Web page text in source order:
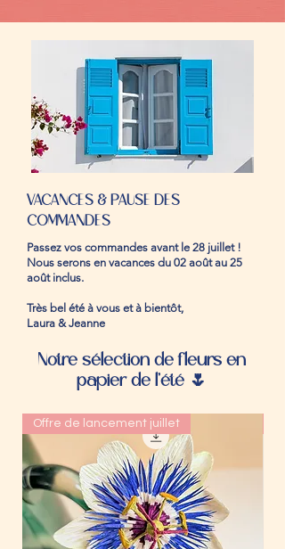
VACANCES & PAUSE DES
COMMANDES
Passez vos commandes avant le 28 juillet !
Nous serons en vacances du 02 août au 25
août inclus.
Très bel été à vous et à bientôt,
Laura & Jeanne
Notre sélection de fleurs en
papier de l'été 🌷
Offre de lancement juillet